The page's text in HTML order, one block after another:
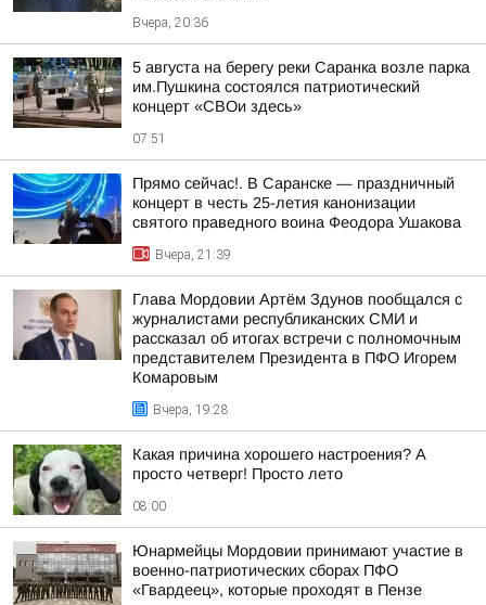
Вчера, 20:36
5 августа на берегу реки Саранка возле парка
им.Пушкина состоялся патриотический
концерт «СВОи здесь»
07:51
Прямо сейчас!. В Саранске — праздничный
концерт в честь 25-летия канонизации
святого праведного воина Феодора Ушакова
Вчера, 21:39
Глава Мордовии Артём Здунов пообщался с
журналистами республиканских СМИ и
рассказал об итогах встречи с полномочным
представителем Президента в ПФО Игорем
Комаровым
Вчера, 19:28
Какая причина хорошего настроения? А
просто четверг! Просто лето
08:00
Юнармейцы Мордовии принимают участие в
военно-патриотических сборах ПФО
«Гвардеец», которые проходят в Пензе